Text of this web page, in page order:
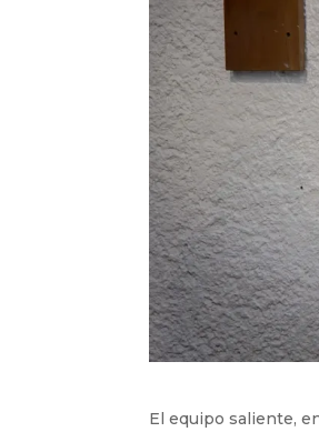
El equipo saliente,